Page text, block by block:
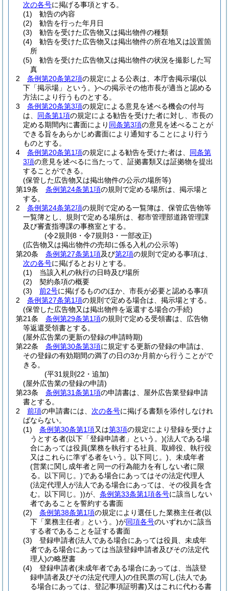
次の各号に掲げる事項とする。
(1)
勧告の内容
(2)
勧告を行った年月日
(3)
勧告を受けた広告物又は掲出物件の種類
(4)
勧告を受けた広告物又は掲出物件の所在地又は設置箇
所
(5)
勧告を受けた広告物又は掲出物件の状況を撮影した写
真
2
条例第20条第2項の規定による公表は、本庁舎掲示場(以
下「掲示場」という。)への掲示その他市長が適当と認める
方法により行うものとする。
3
条例第20条第3項の規定による意見を述べる機会の付与
は、 同条第1項の規定による勧告を受けた者に対し、市長の
定める期間内に書面により 同条第3項の意見を述べることが
できる旨をあらかじめ書面により通知することにより行う
ものとする。
4
条例第20条第1項の規定による勧告を受けた者は、 同条第
3項の意見を述べるに当たって、証拠書類又は証拠物を提出
することができる。
(保管した広告物又は掲出物件の公示の場所等)
第19条
条例第24条第1項の規則で定める場所は、掲示場と
する。
2
条例第24条第2項の規則で定める一覧簿は、保管広告物等
一覧簿とし、規則で定める場所は、都市管理部道路管理課
及び審査指導課の事務室とする。
(令2規則8・令7規則3・一部改正)
(広告物又は掲出物件の売却に係る入札の公示等)
第20条
条例第27条第1項及び第2項の規則で定める事項は、
次の各号に掲げるとおりとする。
(1)
当該入札の執行の日時及び場所
(2)
契約条項の概要
(3)
前2号に掲げるもののほか、市長が必要と認める事項
2
条例第27条第1項の規則で定める場合は、掲示場とする。
(保管した広告物又は掲出物件を返還する場合の手続)
第21条
条例第29条第1項の規則で定める受領書は、広告物
等返還受領書とする。
(屋外広告業の更新の登録の申請時期)
第22条
条例第30条第3項に規定する更新の登録の申請は、
その登録の有効期間の満了の日の3か月前から行うことがで
きる。
(平31規則22・追加)
(屋外広告業の登録の申請)
第23条
条例第31条第1項の申請書は、屋外広告業登録申請
書とする。
2
前項の申請書には、 次の各号に掲げる書類を添付しなけれ
ばならない。
(1)
条例第30条第1項又は第3項の規定により登録を受けよ
うとする者(以下「登録申請者」という。)(法人である場
合にあっては役員(業務を執行する社員、取締役、執行役
又はこれらに準ずる者をいう。以下同じ。) 、未成年者
(営業に関し成年者と同一の行為能力を有しない者に限
る。以下同じ。)である場合にあってはその法定代理人
(法定代理人が法人である場合にあっては、その役員を含
む。以下同じ。))が、 条例第33条第1項各号に該当しない
者であることを誓約する書面
(2)
条例第38条第1項の規定により選任した業務主任者(以
下「業務主任者」という。)が同項各号のいずれかに該当
する者であることを証する書面
(3)
登録申請者(法人である場合にあっては役員、未成年
者である場合にあっては当該登録申請者及びその法定代
理人)の略歴書
(4)
登録申請者(未成年者である場合にあっては、当該登
録申請者及びその法定代理人)の住民票の写し(法人であ
る場合にあっては、登記事項証明書)又はこれに代わる書